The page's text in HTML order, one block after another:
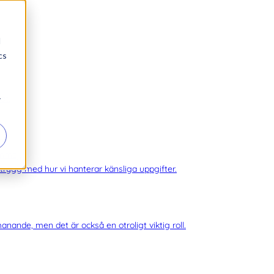
med hur vi hanterar känsliga uppgifter.
men det är också en otroligt viktig roll.